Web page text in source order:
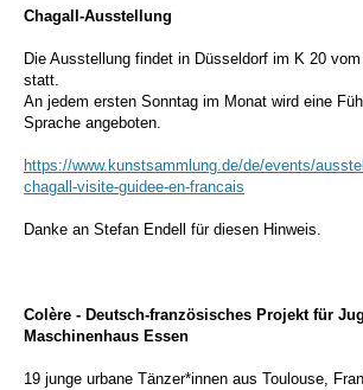
Chagall-Ausstellung
Die Ausstellung findet in Düsseldorf im K 20 vom
statt.
An jedem ersten Sonntag im Monat wird eine
Sprache angeboten.
https://www.kunstsammlung.de/de/events/
chagall-visite-guidee-en-francais
Danke an Stefan Endell für diesen Hinweis.
Colère - Deutsch-französisches Projekt für
Maschinenhaus Essen
19 junge urbane Tänzer*innen aus Toulouse,